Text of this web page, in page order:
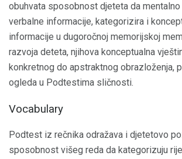
obuhvata sposobnost djeteta da mentalno
verbalne informacije, kategorizira i
informacije u dugoročnoj memorijskoj
razvoja deteta, njihova konceptualna
konkretnog do apstraktnog obrazloženja,
ogleda u Podtestima sličnosti.
Vocabulary
Podtest iz rečnika odražava i djetetovo
sposobnost višeg reda da kategorizuju